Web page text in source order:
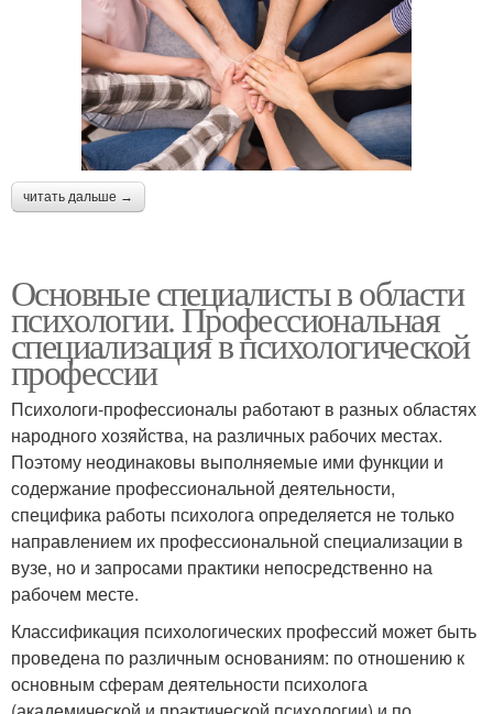
читать дальше →
Основные специалисты в области
психологии. Профессиональная
специализация в психологической
профессии
Психологи-профессионалы работают в разных областях
народного хозяйства, на различных рабочих местах.
Поэтому неодинаковы выполняемые ими функции и
содержание профессиональной деятельности,
специфика работы психолога определяется не только
направлением их профессиональной специализации в
вузе, но и запросами практики непосредственно на
рабочем месте.
Классификация психологических профессий может быть
проведена по различным основаниям: по отношению к
основным сферам деятельности психолога